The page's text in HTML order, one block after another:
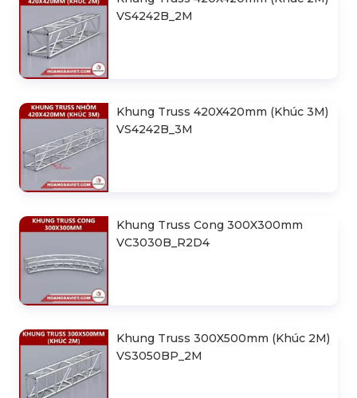
VS4242B_1M
Khung Truss 420X420mm (Khúc 2M)
VS4242B_2M
Khung Truss 420X420mm (Khúc 3M)
VS4242B_3M
Khung Truss Cong 300X300mm
VC3030B_R2D4